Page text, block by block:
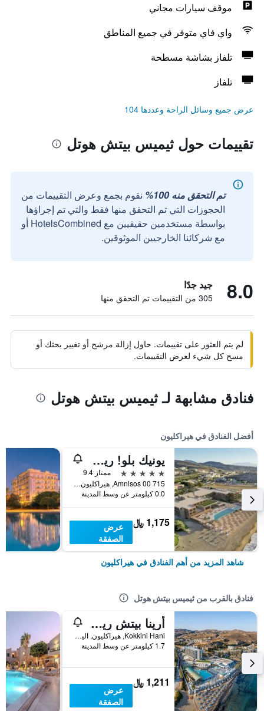
موقف سيارات مجاني
واي فاي متوفر في جميع المناطق
تلفاز بشاشة مسطحة
تلفاز
عرض جميع وسائل الراحة وعددها 104
تقييمات حول ثيميس بيتش هوتل
تم التحقق منه 100%
نقوم بجمع وعرض التقييمات من
الحجوزات التي تم التحقق منها فقط والتي تم إجراؤها
بواسطة مستخدمين حقيقيين مع HotelsCombined أو
مع شركائنا الخارجيين الموثوقين.
8.0 جيد جدًا
305 من التقييمات تم التحقق منها
لم يتم العثور على تقييمات. حاول إزالة مرشح أو تغيير بحثك أو
مسح كل شيء لعرض التقييمات.
فنادق مشابهة لـ ثيميس بيتش هوتل
أفضل الفنادق في هيراكليون
يونيك بلو! ريزورت آند فيلاس ٔدالتس فنل
5 نجوم
ممتاز 9.4
715 00 Amnisos, هيراكليون, اليونان
0.0 كيلومتر عن وسط المدينة
1,175 ﷼
عرض
الصفقة
شاهد المزيد من أهم الفنادق في هيراكليون
فنادق بالقرب من ثيميس بيتش هوتل
أرينا بيتش ريزورت - شامامل جميع الخدمات
Kokkini Hani, هيراكليون, اليونان
1.7 كيلومتر عن وسط المدينة
1,211 ﷼
عرض
الصفقة